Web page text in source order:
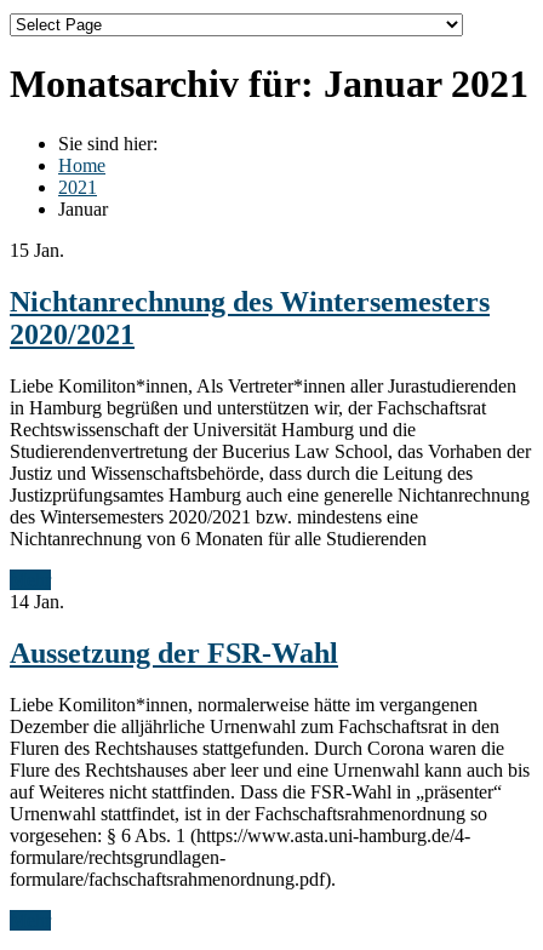
Monatsarchiv für: Januar 2021
Sie sind hier:
Home
2021
Januar
15 Jan.
Nichtanrechnung des Wintersemesters
2020/2021
Liebe Komiliton*innen, Als Vertreter*innen aller Jurastudierenden
in Hamburg begrüßen und unterstützen wir, der Fachschaftsrat
Rechtswissenschaft der Universität Hamburg und die
Studierendenvertretung der Bucerius Law School, das Vorhaben der
Justiz und Wissenschaftsbehörde, dass durch die Leitung des
Justizprüfungsamtes Hamburg auch eine generelle Nichtanrechnung
des Wintersemesters 2020/2021 bzw. mindestens eine
Nichtanrechnung von 6 Monaten für alle Studierenden
14 Jan.
Aussetzung der FSR-Wahl
Liebe Komiliton*innen, normalerweise hätte im vergangenen
Dezember die alljährliche Urnenwahl zum Fachschaftsrat in den
Fluren des Rechtshauses stattgefunden. Durch Corona waren die
Flure des Rechtshauses aber leer und eine Urnenwahl kann auch bis
auf Weiteres nicht stattfinden. Dass die FSR-Wahl in „präsenter“
Urnenwahl stattfindet, ist in der Fachschaftsrahmenordnung so
vorgesehen: § 6 Abs. 1 (https://www.asta.uni-hamburg.de/4-
formulare/rechtsgrundlagen-
formulare/fachschaftsrahmenordnung.pdf).